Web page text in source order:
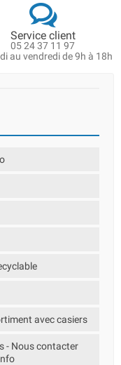
Service client
05 24 37 11 97
au vendredi de 9h à 18h
avec casiers
- Nous contacter